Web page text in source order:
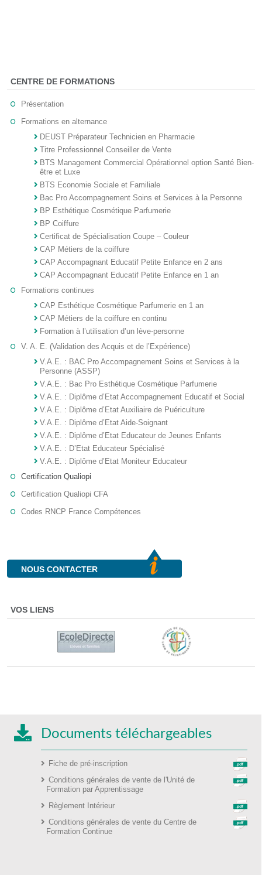
CENTRE DE FORMATIONS
Présentation
Formations en alternance
DEUST Préparateur Technicien en Pharmacie
Titre Professionnel Conseiller de Vente
BTS Management Commercial Opérationnel option Santé Bien-
être et Luxe
BTS Economie Sociale et Familiale
Bac Pro Accompagnement Soins et Services à la Personne
BP Esthétique Cosmétique Parfumerie
BP Coiffure
Certificat de Spécialisation Coupe – Couleur
CAP Métiers de la coiffure
CAP Accompagnant Educatif Petite Enfance en 2 ans
CAP Accompagnant Educatif Petite Enfance en 1 an
Formations continues
CAP Esthétique Cosmétique Parfumerie en 1 an
CAP Métiers de la coiffure en continu
Formation à l’utilisation d’un lève-personne
V. A. E. (Validation des Acquis et de l’Expérience)
V.A.E. : BAC Pro Accompagnement Soins et Services à la
Personne (ASSP)
V.A.E. : Bac Pro Esthétique Cosmétique Parfumerie
V.A.E. : Diplôme d’Etat Accompagnement Educatif et Social
V.A.E. : Diplôme d’Etat Auxiliaire de Puériculture
V.A.E. : Diplôme d’Etat Aide-Soignant
V.A.E. : Diplôme d’Etat Educateur de Jeunes Enfants
V.A.E. : D’Etat Educateur Spécialisé
V.A.E. : Diplôme d’Etat Moniteur Educateur
Certification Qualiopi
Certification Qualiopi CFA
Codes RNCP France Compétences
NOUS CONTACTER
VOS LIENS
Documents téléchargeables
Fiche de pré-inscription
Conditions générales de vente de l'Unité de
Formation par Apprentissage
Règlement Intérieur
Conditions générales de vente du Centre de
Formation Continue